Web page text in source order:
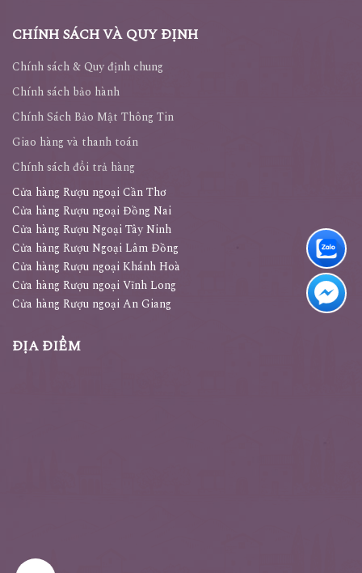
CHÍNH SÁCH VÀ QUY ĐỊNH
Chính sách & Quy định chung
Chính sách bảo hành
Chính Sách Bảo Mật Thông Tin
Giao hàng và thanh toán
Chính sách đổi trả hàng
Cửa hàng Rượu ngoại Cần Thơ
Cửa hàng Rượu ngoại Đồng Nai
Cửa hàng Rượu Ngoại Tây Ninh
Cửa hàng Rượu Ngoại Lâm Đồng
Cửa hàng Rượu ngoại Khánh Hoà
Cửa hàng Rượu ngoại Vĩnh Long
Cửa hàng Rượu ngoại An Giang
ĐỊA ĐIỂM